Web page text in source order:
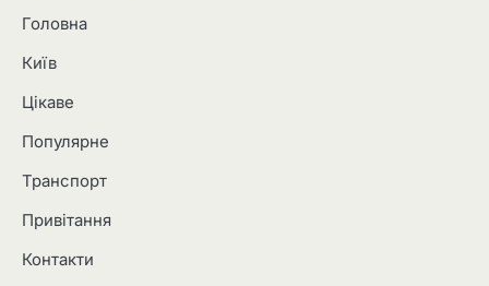
Головна
Київ
Цікаве
Популярне
Транспорт
Привітання
Контакти